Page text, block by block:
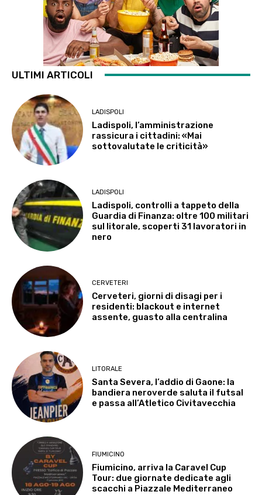
ULTIMI ARTICOLI
LADISPOLI
Ladispoli, l’amministrazione
rassicura i cittadini: «Mai
sottovalutate le criticità»
LADISPOLI
Ladispoli, controlli a tappeto della
Guardia di Finanza: oltre 100 militari
sul litorale, scoperti 31 lavoratori in
nero
CERVETERI
Cerveteri, giorni di disagi per i
residenti: blackout e internet
assente, guasto alla centralina
LITORALE
Santa Severa, l’addio di Gaone: la
bandiera neroverde saluta il futsal
e passa all’Atletico Civitavecchia
FIUMICINO
Fiumicino, arriva la Caravel Cup
Tour: due giornate dedicate agli
scacchi a Piazzale Mediterraneo